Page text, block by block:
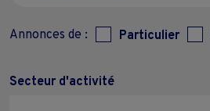
Annonces de : Particulier
Secteur d'activité